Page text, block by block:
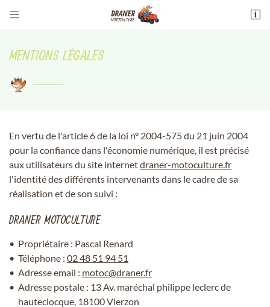
 
13 Av. maréchal philippe leclerc de
18100 Vierzon
 Recopier le code ci-contre
 Rafraîchir le captcha
MENTIONS LÉGALES
En vertu de l'article 6 de la loi n° 2004-575 du 21 juin 2004
pour la confiance dans l'économie numérique, il est précisé
aux utilisateurs du site internetdraner-motoculture.fr
l'identité des différents intervenants dans le cadre de sa
réalisation et de son suivi :
DRANER MOTOCULTURE
Propriétaire : Pascal Renard
Téléphone : 02 48 51 94 51
Adresse email :
Adresse postale : 13 Av. maréchal philippe leclerc de
hauteclocque, 18100 Vierzon